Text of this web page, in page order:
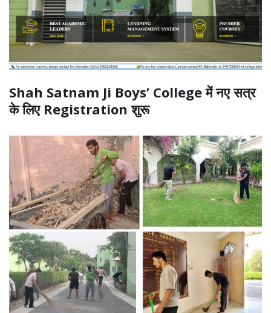
Shah Satnam Ji Boys’ College में नए सत्र
के लिए Registration शुरू